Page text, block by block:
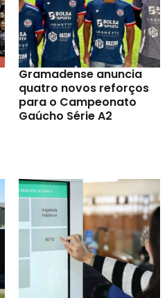
Gramadense anuncia
quatro novos reforços
para o Campeonato
Gaúcho Série A2